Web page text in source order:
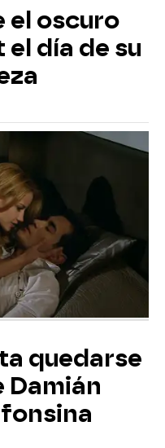
el oscuro
día de su
quedarse
Damián